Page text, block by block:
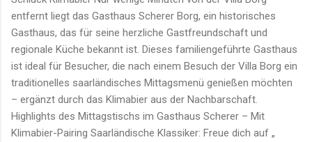
entfernt liegt das Gasthaus Scherer Borg, ein historisches
Gasthaus, das für seine herzliche Gastfreundschaft und
regionale Küche bekannt ist. Dieses familiengeführte Gasthaus
ist ideal für Besucher, die nach einem Besuch der Villa Borg ein
traditionelles saarländisches Mittagsmenü genießen möchten
– ergänzt durch das Klimabier aus der Nachbarschaft.
Highlights des Mittagstischs im Gasthaus Scherer – Mit
Klimabier-Pairing Saarländische Klassiker: Freue dich auf „